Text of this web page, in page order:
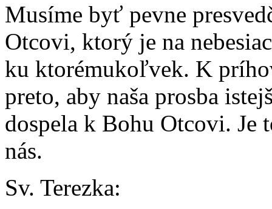
Musíme byť pevne
Otcovi, ktorý je na
ku ktorémukoľvek. K
preto, aby naša prosba
dospela k Bohu Otcovi. Je
nás.
Sv. Terezka: